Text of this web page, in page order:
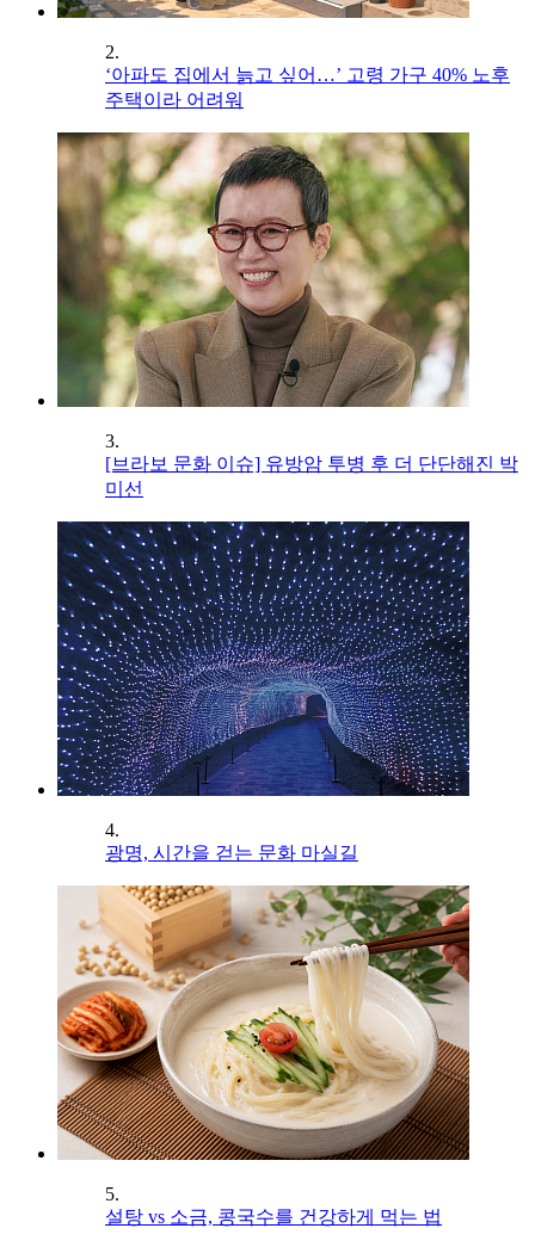
2.
‘아파도 집에서 늙고 싶어…’ 고령 가구 40% 노후
주택이라 어려워
3.
[브라보 문화 이슈] 유방암 투병 후 더 단단해진 박
미선
4.
광명, 시간을 걷는 문화 마실길
5.
설탕 vs 소금, 콩국수를 건강하게 먹는 법